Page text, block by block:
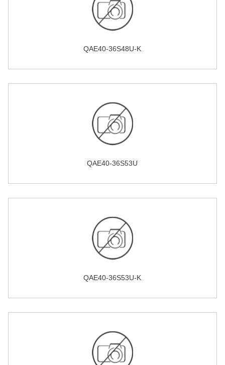
QAE40-36S48U-K
QAE40-36S53U
QAE40-36S53U-K